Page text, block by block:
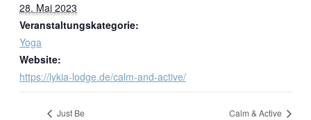
28. Mai 2023
Veranstaltungskategorie:
Yoga
Website:
https://lykia-lodge.de/calm-and-active/
Just Be Calm & Active